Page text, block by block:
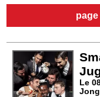
Contacts
page
Le